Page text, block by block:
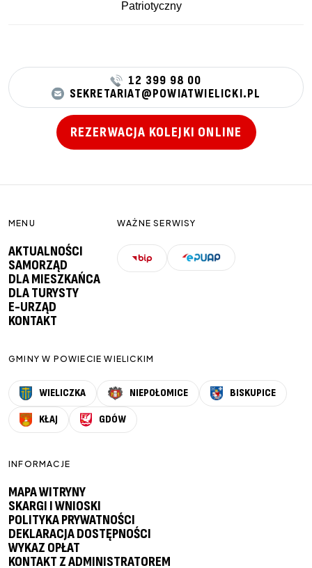
Patriotyczny
12 399 98 00
SEKRETARIAT@POWIATWIELICKI.PL
REZERWACJA KOLEJKI ONLINE
MENU
AKTUALNOŚCI
SAMORZĄD
DLA MIESZKAŃCA
DLA TURYSTY
E-URZĄD
KONTAKT
WAŻNE SERWISY
GMINY W POWIECIE WIELICKIM
WIELICZKA NIEPOŁOMICE
BISKUPICE
KŁAJ
GDÓW
INFORMACJE
MAPA WITRYNY
SKARGI I WNIOSKI
POLITYKA PRYWATNOŚCI
DEKLARACJA DOSTĘPNOŚCI
WYKAZ OPŁAT
KONTAKT Z ADMINISTRATOREM